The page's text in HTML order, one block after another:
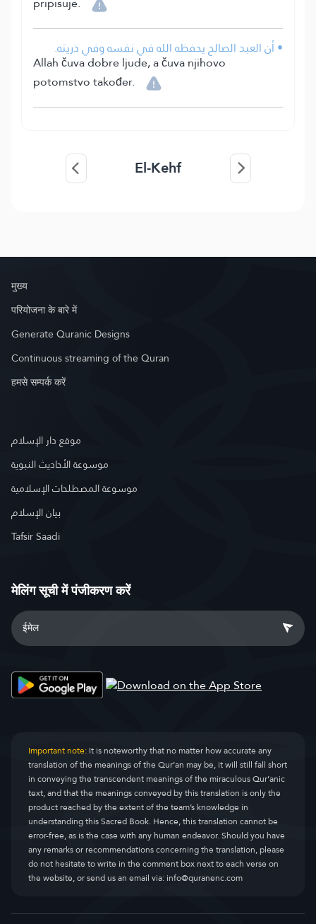
• أن العبد الصالح يحفظه الله في نفسه وفي ذريته.
Allah čuva dobre ljude, a čuva njihovo
potomstvo također.
El-Kehf
मुख्य
परियोजना के बारे में
Generate Quranic Designs
Continuous streaming of the Quran
हमसे सम्पर्क करें
موقع دار الإسلام
موسوعة الأحاديث النبوية
موسوعة المصطلحات الإسلامية
بيان الإسلام
Tafsir Saadi
मेलिंग सूची में पंजीकरण करें
Important note:It is noteworthy that no matter how accurate any
translation of the meanings of the Qur’an may be, it will still fall short
in conveying the transcendent meanings of the miraculous Qur’anic
text, and that the meanings conveyed by this translation is only the
product reached by the extent of the team’s knowledge in
understanding this Sacred Book. Hence, this translation cannot be
error-free, as is the case with any human endeavor. Should you have
any remarks or recommendations concerning the translation, please
do not hesitate to write in the comment box next to each verse on
the website, or send us an email via:info@quranenc.com